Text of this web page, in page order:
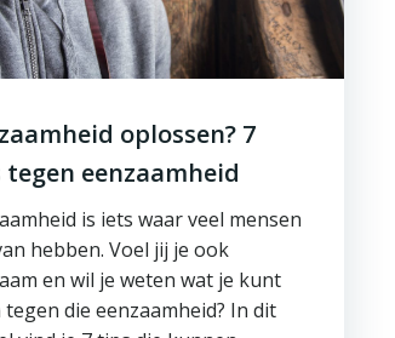
oplossen? 7
eenzaamheid
is iets waar veel mensen
hebben. Voel jij je ook
en wil je weten wat je kunt
tegen die eenzaamheid? In dit